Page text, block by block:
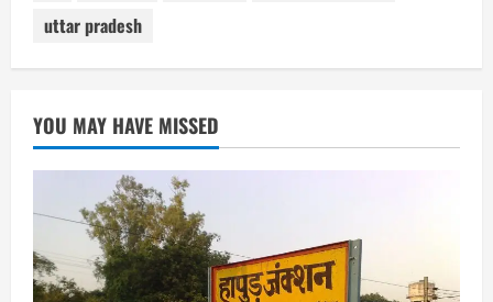
uttar pradesh
YOU MAY HAVE MISSED